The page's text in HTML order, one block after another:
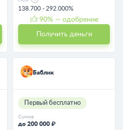
138.700 - 292.000%
90% — одобрение
Получить деньги
Баблик
Первый бесплатно
Сумма
до 200 000 ₽